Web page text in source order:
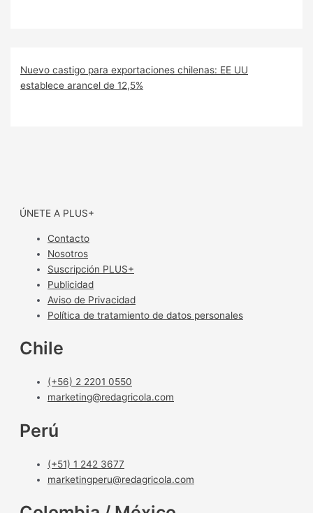
Nuevo castigo para exportaciones chilenas: EE UU
establece arancel de 12,5%
ÚNETE A PLUS+
Contacto
Nosotros
Suscripción PLUS+
Publicidad
Aviso de Privacidad
Política de tratamiento de datos personales
Chile
(+56) 2 2201 0550
marketing@redagricola.com
Perú
(+51) 1 242 3677
marketingperu@redagricola.com